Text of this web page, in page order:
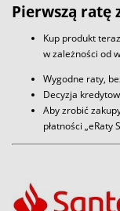
Pierwszą ratę
Kup produkt
w zależności od
Wygodne raty,
Decyzja
Aby zrobić
płatności „eRaty